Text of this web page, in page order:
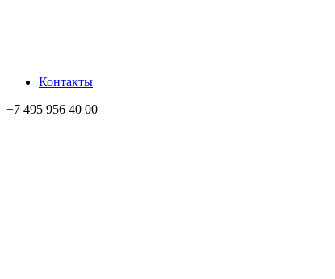
Контакты
+7 495 956 40 00